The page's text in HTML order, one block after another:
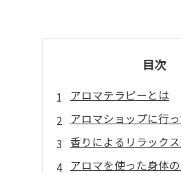
目次
アロマテラピーとは
アロマショップに行
香りによるリラック
アロマを使った身体